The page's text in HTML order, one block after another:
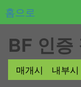
홈으로
BF 인증
매개시설 내부